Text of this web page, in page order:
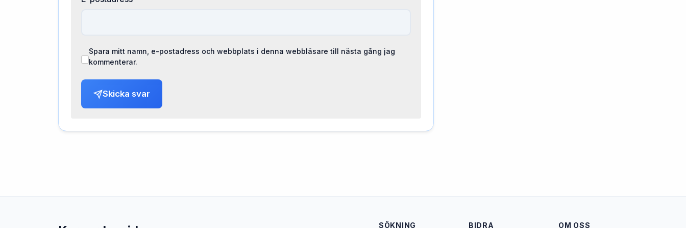
Spara mitt namn, e-postadress och webbplats i denna webbläsare till nästa gång jag
kommenterar.
Skicka svar
SÖKNING BIDRA OM OSS